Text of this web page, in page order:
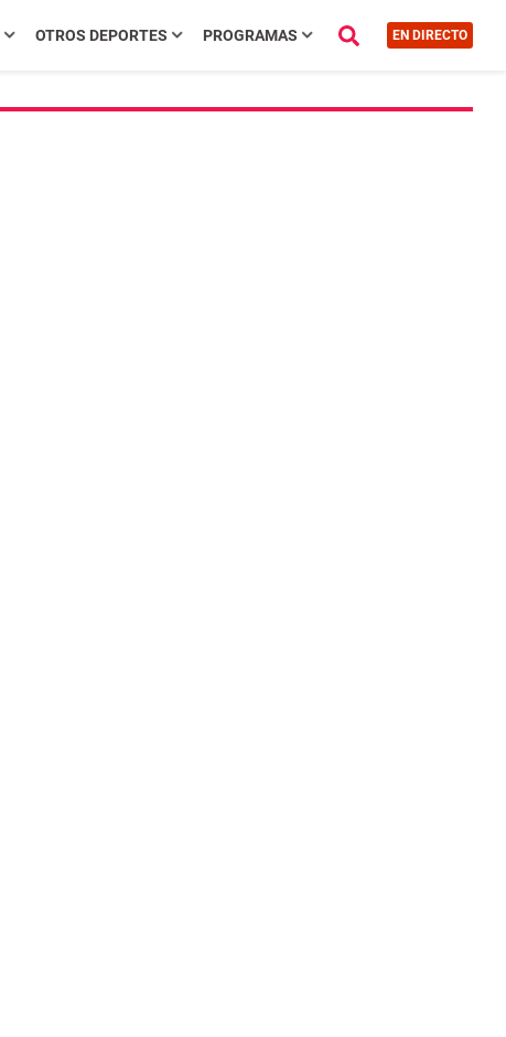
OTROS DEPORTES PROGRAMAS EN DIRECTO